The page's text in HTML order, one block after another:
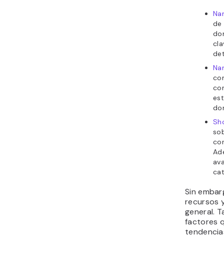
de
Sin
recursos
general.
factores